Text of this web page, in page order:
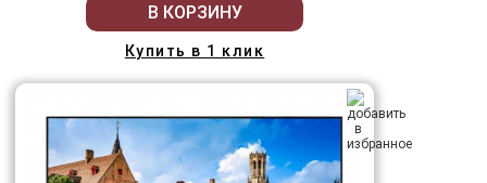
В КОРЗИНУ
Купить в 1 клик